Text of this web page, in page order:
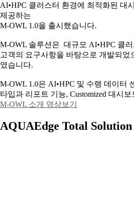
AI•HPC 클러스터 환경에 최적화된 대
제공하는
M-OWL 1.0을 출시했습니다.
M-OWL 솔루션은 대규모 AI•HPC 클
고객의 요구사항을 바탕으로 개발되었
였습니다.
M-OWL 1.0은 AI•HPC 및 수랭 데이터
타입과 리포트 기능, Customized 대시
M-OWL 소개 영상보기
AQUAEdge Total Solution